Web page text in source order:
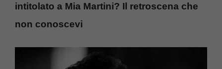
intitolato a Mia Martini? Il retroscena che
non conoscevi